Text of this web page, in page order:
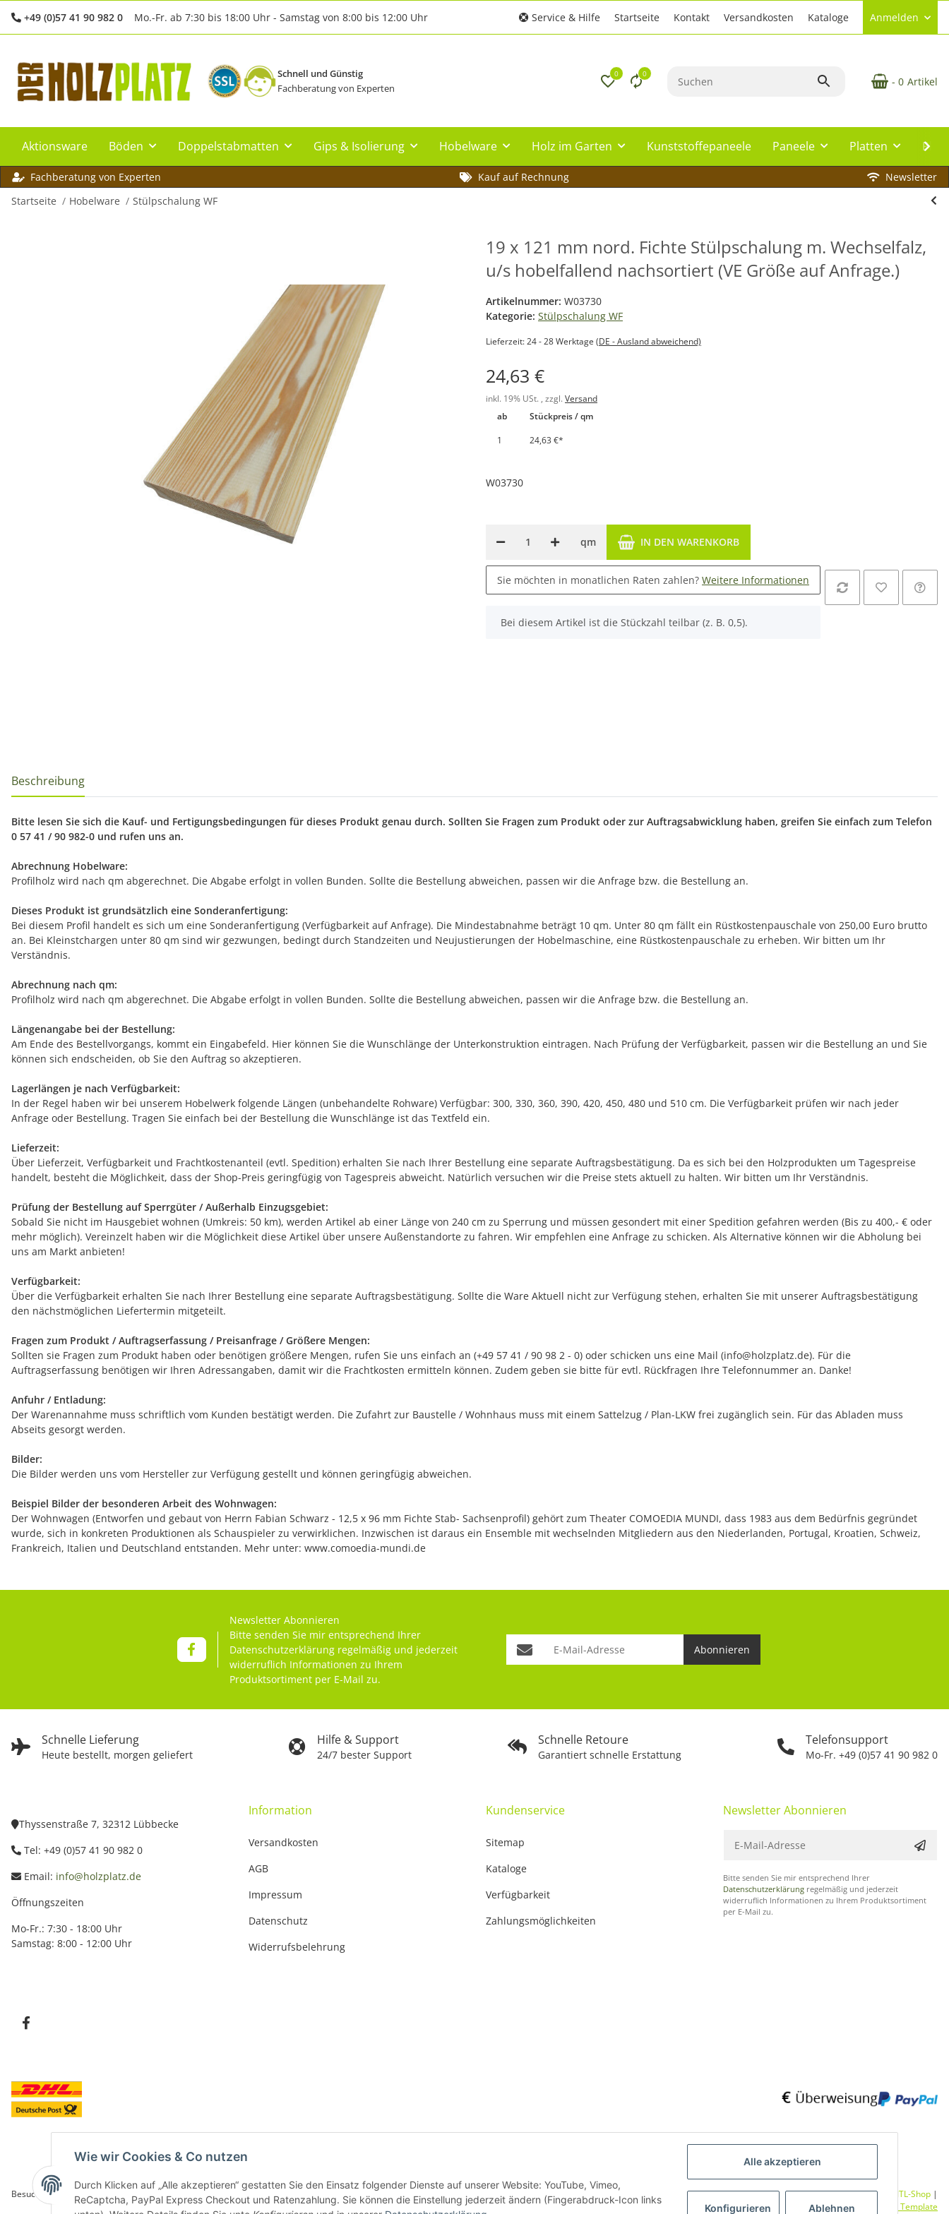
+49 (0)57 41 90 982 0 Mo.-Fr. ab 7:30 bis 18:00 Uhr - Samstag von 8:00 bis 12:00 Uhr Service & Hilfe Startseite Kontakt Versandkosten Kataloge Anmelden
Schnell und Günstig
Fachberatung von Experten
0 0
- 0 Artikel
Aktionsware Böden Doppelstabmatten Gips & Isolierung Hobelware Holz im Garten Kunststoffepaneele Paneele Platten
Fachberatung von Experten Kauf auf Rechnung
Newsletter
Startseite
Hobelware Stülpschalung WF
19 x 121 mm nord. Fichte Stülpschalung m. Wechselfalz,
u/s hobelfallend nachsortiert (VE Größe auf Anfrage.)
Artikelnummer: W03730
Kategorie: Stülpschalung WF
Lieferzeit:24 - 28 Werktage (DE - Ausland abweichend)
24,63 €
inkl. 19% USt. , zzgl. Versand
ab
Stückpreis / qm
1
24,63 €*
W03730
qm IN DEN WARENKORB
Sie möchten in monatlichen Raten zahlen? Weitere Informationen
x
Bei diesem Artikel ist die Stückzahl teilbar (z. B. 0,5).
Beschreibung
Bitte lesen Sie sich die Kauf- und Fertigungsbedingungen für dieses Produkt genau durch. Sollten Sie Fragen zum Produkt oder zur Auftragsabwicklung haben, greifen Sie einfach zum Telefon
0 57 41 / 90 982-0 und rufen uns an.
Abrechnung Hobelware:
Profilholz wird nach qm abgerechnet. Die Abgabe erfolgt in vollen Bunden. Sollte die Bestellung abweichen, passen wir die Anfrage bzw. die Bestellung an.
Dieses Produkt ist grundsätzlich eine Sonderanfertigung:
Bei diesem Profil handelt es sich um eine Sonderanfertigung (Verfügbarkeit auf Anfrage). Die Mindestabnahme beträgt 10 qm. Unter 80 qm fällt ein Rüstkostenpauschale von 250,00 Euro brutto
an. Bei Kleinstchargen unter 80 qm sind wir gezwungen, bedingt durch Standzeiten und Neujustierungen der Hobelmaschine, eine Rüstkostenpauschale zu erheben. Wir bitten um Ihr
Verständnis.
Abrechnung nach qm:
Profilholz wird nach qm abgerechnet. Die Abgabe erfolgt in vollen Bunden. Sollte die Bestellung abweichen, passen wir die Anfrage bzw. die Bestellung an.
Längenangabe bei der Bestellung:
Am Ende des Bestellvorgangs, kommt ein Eingabefeld. Hier können Sie die Wunschlänge der Unterkonstruktion eintragen. Nach Prüfung der Verfügbarkeit, passen wir die Bestellung an und Sie
können sich endscheiden, ob Sie den Auftrag so akzeptieren.
Lagerlängen je nach Verfügbarkeit:
In der Regel haben wir bei unserem Hobelwerk folgende Längen (unbehandelte Rohware) Verfügbar: 300, 330, 360, 390, 420, 450, 480 und 510 cm. Die Verfügbarkeit prüfen wir nach jeder
Anfrage oder Bestellung. Tragen Sie einfach bei der Bestellung die Wunschlänge ist das Textfeld ein.
Lieferzeit:
Über Lieferzeit, Verfügbarkeit und Frachtkostenanteil (evtl. Spedition) erhalten Sie nach Ihrer Bestellung eine separate Auftragsbestätigung. Da es sich bei den Holzprodukten um Tagespreise
handelt, besteht die Möglichkeit, dass der Shop-Preis geringfügig von Tagespreis abweicht. Natürlich versuchen wir die Preise stets aktuell zu halten. Wir bitten um Ihr Verständnis.
Prüfung der Bestellung auf Sperrgüter / Außerhalb Einzugsgebiet:
Sobald Sie nicht im Hausgebiet wohnen (Umkreis: 50 km), werden Artikel ab einer Länge von 240 cm zu Sperrung und müssen gesondert mit einer Spedition gefahren werden (Bis zu 400,- € oder
mehr möglich). Vereinzelt haben wir die Möglichkeit diese Artikel über unsere Außenstandorte zu fahren. Wir empfehlen eine Anfrage zu schicken. Als Alternative können wir die Abholung bei
uns am Markt anbieten!
Verfügbarkeit:
Über die Verfügbarkeit erhalten Sie nach Ihrer Bestellung eine separate Auftragsbestätigung. Sollte die Ware Aktuell nicht zur Verfügung stehen, erhalten Sie mit unserer Auftragsbestätigung
den nächstmöglichen Liefertermin mitgeteilt.
Fragen zum Produkt / Auftragserfassung / Preisanfrage / Größere Mengen:
Sollten sie Fragen zum Produkt haben oder benötigen größere Mengen, rufen Sie uns einfach an (+49 57 41 / 90 98 2 - 0) oder schicken uns eine Mail (info@holzplatz.de). Für die
Auftragserfassung benötigen wir Ihren Adressangaben, damit wir die Frachtkosten ermitteln können. Zudem geben sie bitte für evtl. Rückfragen Ihre Telefonnummer an. Danke!
Anfuhr / Entladung:
Der Warenannahme muss schriftlich vom Kunden bestätigt werden. Die Zufahrt zur Baustelle / Wohnhaus muss mit einem Sattelzug / Plan-LKW frei zugänglich sein. Für das Abladen muss
Abseits gesorgt werden.
Bilder:
Die Bilder werden uns vom Hersteller zur Verfügung gestellt und können geringfügig abweichen.
Beispiel Bilder der besonderen Arbeit des Wohnwagen:
Der Wohnwagen (Entworfen und gebaut von Herrn Fabian Schwarz - 12,5 x 96 mm Fichte Stab- Sachsenprofil) gehört zum Theater COMOEDIA MUNDI, dass 1983 aus dem Bedürfnis gegründet
wurde, sich in konkreten Produktionen als Schauspieler zu verwirklichen. Inzwischen ist daraus ein Ensemble mit wechselnden Mitgliedern aus den Niederlanden, Portugal, Kroatien, Schweiz,
Frankreich, Italien und Deutschland entstanden. Mehr unter: www.comoedia-mundi.de
Schnelle Lieferung
Heute bestellt, morgen geliefert
Hilfe & Support
24/7 bester Support
Schnelle Retoure
Garantiert schnelle Erstattung
Telefonsupport
Mo-Fr. +49 (0)57 41 90 982 0
Newsletter Abonnieren
Bitte senden Sie mir entsprechend Ihrer
Datenschutzerklärung regelmäßig und jederzeit
widerruflich Informationen zu Ihrem
Produktsortiment per E-Mail zu.
Abonnieren
Thyssenstraße 7, 32312 Lübbecke
Tel: +49 (0)57 41 90 982 0
Email: info@holzplatz.de
Öffnungszeiten
Mo-Fr.: 7:30 - 18:00 Uhr
Samstag: 8:00 - 12:00 Uhr
Information
Versandkosten
AGB
Impressum
Datenschutz
Widerrufsbelehrung
Kundenservice
Sitemap
Kataloge
Verfügbarkeit
Zahlungsmöglichkeiten
Newsletter Abonnieren
Bitte senden Sie mir entsprechend Ihrer
Datenschutzerklärung regelmäßig und jederzeit
widerruflich Informationen zu Ihrem Produktsortiment
per E-Mail zu.
Besucherzähler: 5845985 Alle Preise inkl. MwSt. UmsetzungVlarom E-Commerce Agentur| Powered by JTL-Shop |
CLEARIX JTL-Shop Template
Wie wir Cookies & Co nutzen
Durch Klicken auf „Alle akzeptieren“ gestatten Sie den Einsatz folgender Dienste auf unserer Website: YouTube, Vimeo,
ReCaptcha, PayPal Express Checkout und Ratenzahlung. Sie können die Einstellung jederzeit ändern (Fingerabdruck-Icon links
Alle akzeptieren
Konfigurieren Ablehnen